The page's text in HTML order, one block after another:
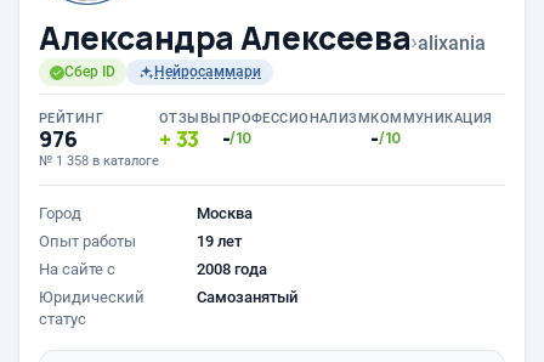
Александра Алексеева›alixania
Сбер ID Нейросаммари
РЕЙТИНГ
976
№ 1 358 в каталоге
ОТЗЫВЫ
33
ПРОФЕССИОНАЛИЗМ
-/10
КОММУНИКАЦИЯ
-/10
Город
Москва
Опыт работы
19 лет
На сайте с
2008 года
Юридический
статус
Самозанятый